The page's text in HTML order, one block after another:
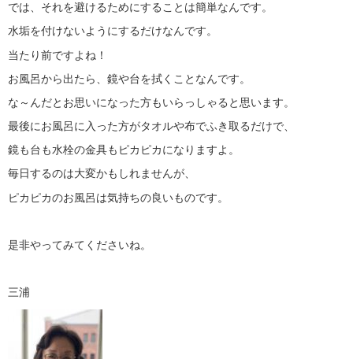
では、それを避けるためにすることは簡単なんです。
水垢を付けないようにするだけなんです。
当たり前ですよね！
お風呂から出たら、鏡や台を拭くことなんです。
な～んだとお思いになった方もいらっしゃると思います。
最後にお風呂に入った方がタオルや布でふき取るだけで、
鏡も台も水栓の金具もピカピカになりますよ。
毎日するのは大変かもしれませんが、
ピカピカのお風呂は気持ちの良いものです。
是非やってみてくださいね。
三浦